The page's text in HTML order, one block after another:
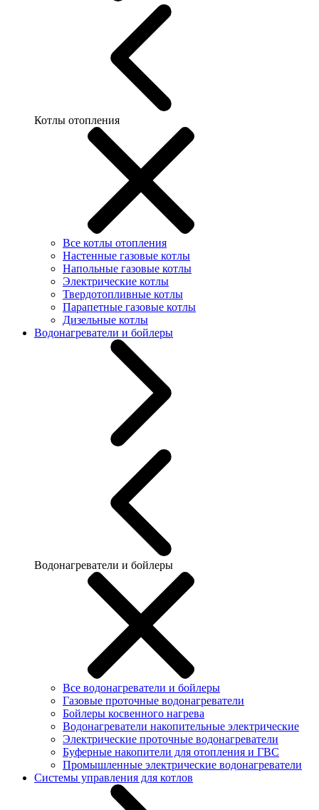
Котлы отопления
Все котлы отопления
Настенные газовые котлы
Напольные газовые котлы
Электрические котлы
Твердотопливные котлы
Парапетные газовые котлы
Дизельные котлы
Водонагреватели и бойлеры
Водонагреватели и бойлеры
Все водонагреватели и бойлеры
Газовые проточные водонагреватели
Бойлеры косвенного нагрева
Водонагреватели накопительные электрические
Электрические проточные водонагреватели
Буферные накопители для отопления и ГВС
Промышленные электрические водонагреватели
Системы управления для котлов